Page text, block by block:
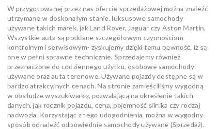
W przygotowanej przez nas ofercie sprzedażowej można znaleźć
utrzymane w doskonałym stanie, luksusowe samochody
używane takich marek, jak Land Rover, Jaguar czy Aston Martin.
Wszystkie auta są poddane szczegółowym czynnościom
kontrolnym i serwisowym- zyskujemy dzięki temu pewność, iż są
one w pełni sprawne technicznie. Sprzedajemy również
przeznaczone do codziennego użytku, osobowe samochody
używane oraz auta terenowe. Używane pojazdy dostępne są w
bardzo atrakcyjnych cenach. Na stronie zamieściliśmy wygodną
w obsłudze wyszukiwarkę, pozwalającą na określenie takich
danych, jak rocznik pojazdu, cena, pojemność silnika czy rodzaj
nadwozia. Korzystając z tego udogodnienia, można w wygodny
sposób odnaleźć odpowiednie samochody używane (Sprzedaż).